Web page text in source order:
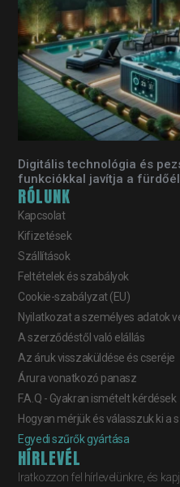
Digitális technológia és
funkciókkal javítja a
RÓLUNK
Kapcsolat
Kifizetések
Szállítások
Feltételek és szabályok
Cookie-szabályzat (EU)
Nyilatkozat a személyes adatok
A szerződéstől való elállás
Az áruk visszaküldése és cseréje
Árura vonatkozó panasz
F.A.Q - Gyakran ismételt kérdések
Hogyan mérjük és válasszuk ki a
Egyedi szűrők gyártása
HÍRLEVÉL
Iratkozzon fel hírlevelünkre, és